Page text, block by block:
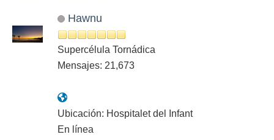
Hawnu
Supercélula Tornádica
Mensajes: 21,673
Ubicación: Hospitalet del Infant
En línea